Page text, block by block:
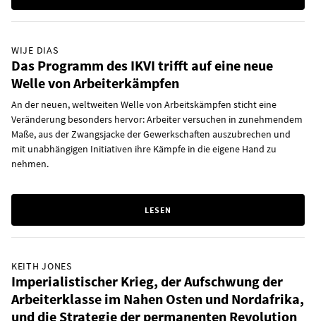
WIJE DIAS
Das Programm des IKVI trifft auf eine neue
Welle von Arbeiterkämpfen
An der neuen, weltweiten Welle von Arbeitskämpfen sticht eine
Veränderung besonders hervor: Arbeiter versuchen in zunehmendem
Maße, aus der Zwangsjacke der Gewerkschaften auszubrechen und
mit unabhängigen Initiativen ihre Kämpfe in die eigene Hand zu
nehmen.
LESEN
KEITH JONES
Imperialistischer Krieg, der Aufschwung der
Arbeiterklasse im Nahen Osten und Nordafrika,
und die Strategie der permanenten Revolution